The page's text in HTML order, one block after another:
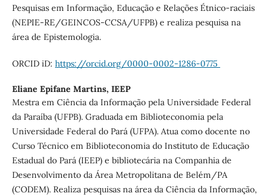
Pesquisas em Informação, Educação e Relações Étnico-raciais
(NEPIE-RE/GEINCOS-CCSA/UFPB) e realiza pesquisa na
área de Epistemologia.
ORCID iD: https://orcid.org/0000-0002-1286-0775
Eliane Epifane Martins, IEEP
Mestra em Ciência da Informação pela Universidade Federal
da Paraíba (UFPB). Graduada em Biblioteconomia pela
Universidade Federal do Pará (UFPA). Atua como docente no
Curso Técnico em Biblioteconomia do Instituto de Educação
Estadual do Pará (IEEP) e bibliotecária na Companhia de
Desenvolvimento da Área Metropolitana de Belém/PA
(CODEM). Realiza pesquisas na área da Ciência da Informação,